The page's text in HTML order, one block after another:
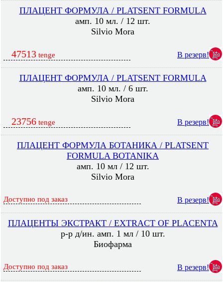
ПЛАЦЕНТ ФОРМУЛА / PLATSENT FORMULA
амп. 10 мл. / 12 шт.
Silvio Mora
47513 tenge В резерв!
ПЛАЦЕНТ ФОРМУЛА / PLATSENT FORMULA
амп. 10 мл. / 6 шт.
Silvio Mora
23756 tenge В резерв!
ПЛАЦЕНТ ФОРМУЛА БОТАНИКА / PLATSENT
FORMULA BOTANIKA
амп. 10 мл / 12 шт.
Silvio Mora
Доступно под заказ В резерв!
ПЛАЦЕНТЫ ЭКСТРАКТ / EXTRACT OF PLACENTA
р-р д/ин. амп. 1 мл / 10 шт.
Биофарма
Доступно под заказ В резерв!